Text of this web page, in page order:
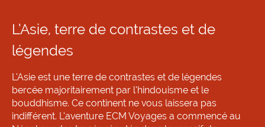
L’Asie, terre de contrastes et de
légendes
L’Asie est une terre de contrastes et de légendes
bercée majoritairement par l’hindouisme et le
bouddhisme. Ce continent ne vous laissera pas
indifférent. L’aventure ECM Voyages a commencé au